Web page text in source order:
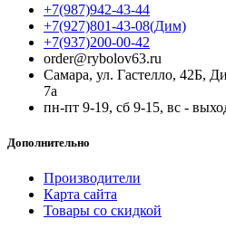
+7(987)942-43-44
+7(927)801-43-08(Дим)
+7(937)200-00-42
order@rybolov63.ru
Самара, ул. Гастелло, 42Б,
7а
пн-пт 9-19, сб 9-15, вс -
Дополнительно
Производители
Карта сайта
Товары со скидкой